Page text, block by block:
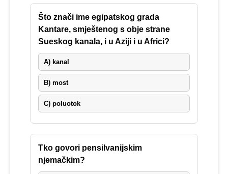
Što znači ime egipatskog grada
Kantare, smještenog s obje strane
Sueskog kanala, i u Aziji i u Africi?
A) kanal
B) most
C) poluotok
Tko govori pensilvanijskim
njemačkim?